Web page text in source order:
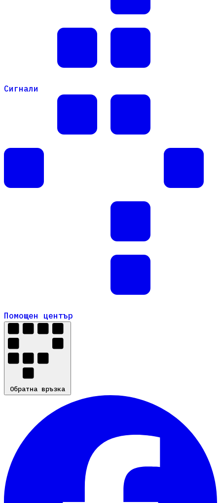
Сигнали
Помощен център
Помощен център
Обратна връзка
Обратна връзка